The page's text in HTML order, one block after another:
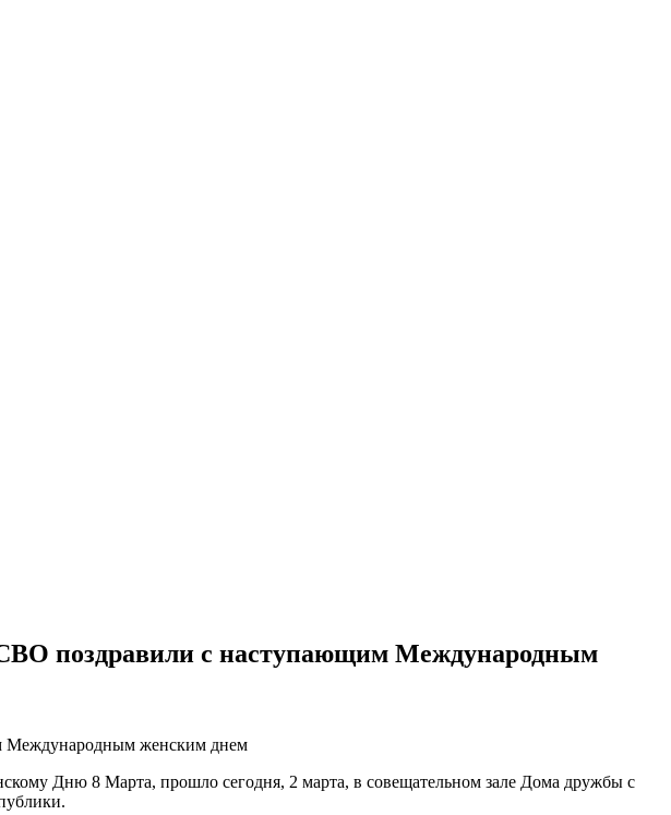
поздравили с наступающим Международным
Международным женским днем
Дню 8 Марта, прошло сегодня, 2 марта, в совещательном зале Дома дружбы с